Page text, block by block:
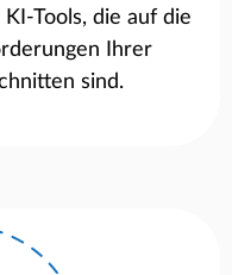
Tools, die auf die
Ihrer
sind.